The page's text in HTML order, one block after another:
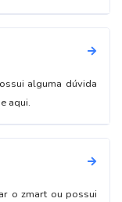
alguma dúvida
aqui.
o zmart ou possui